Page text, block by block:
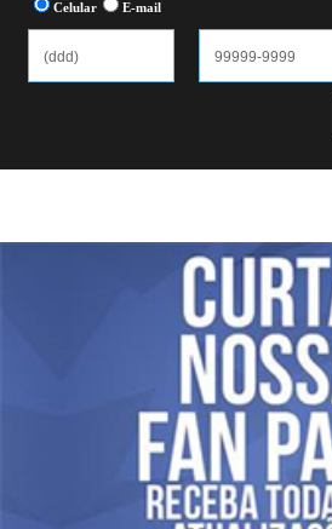
Celular E-mail